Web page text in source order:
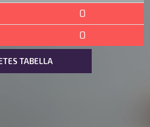
0
0
TABELLA